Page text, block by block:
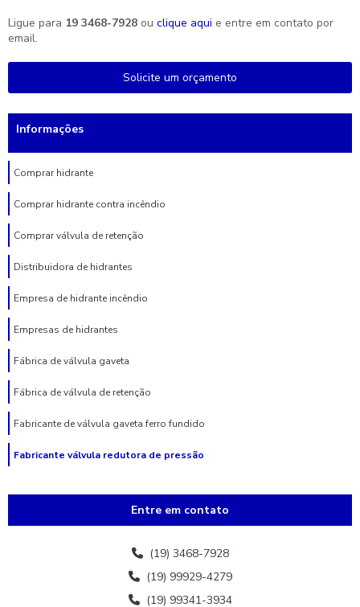
Ligue para 19 3468-7928 ou clique aqui e entre em contato por
email.
Solicite um orçamento
Informações
Comprar hidrante
Comprar hidrante contra incêndio
Comprar válvula de retenção
Distribuidora de hidrantes
Empresa de hidrante incêndio
Empresas de hidrantes
Fábrica de válvula gaveta
Fábrica de válvula de retenção
Fabricante de válvula gaveta ferro fundido
Fabricante válvula redutora de pressão
Entre em contato
(19) 3468-7928
(19) 99929-4279
(19) 99341-3934